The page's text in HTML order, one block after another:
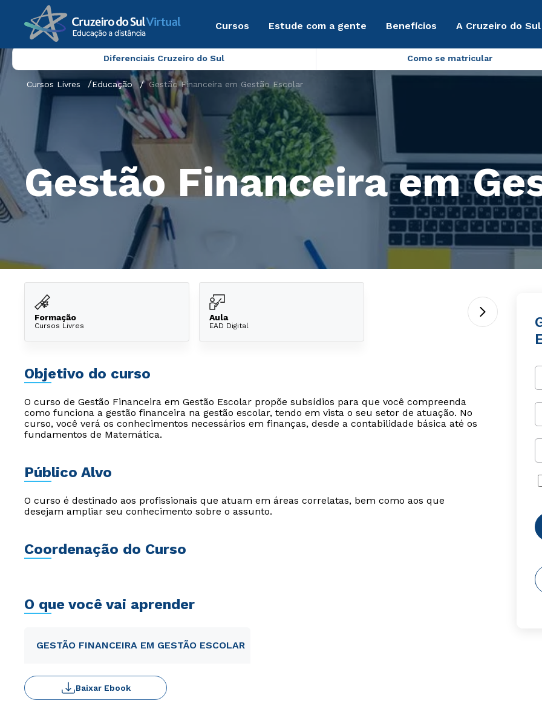
Cursos Estude com a gente Benefícios A Cruzeiro do
Diferenciais Cruzeiro do Sul Como se matricular
Cursos Livres Educação Gestão Financeira em Gestão Escolar
Gestão Financeira em
Formação
Cursos Livres
Aula
EAD Digital
Objetivo do curso
O curso de Gestão Financeira em Gestão Escolar propõe subsídios para que você compreenda
como funciona a gestão financeira na gestão escolar, tendo em vista o seu setor de atuação. No
curso, você verá os conhecimentos necessários em finanças, desde a contabilidade básica até os
fundamentos de Matemática.
Público Alvo
O curso é destinado aos profissionais que atuam em áreas correlatas, bem como aos que
desejam ampliar seu conhecimento sobre o assunto.
Coordenação do Curso
O que você vai aprender
GESTÃO FINANCEIRA EM GESTÃO ESCOLAR
Baixar Ebook